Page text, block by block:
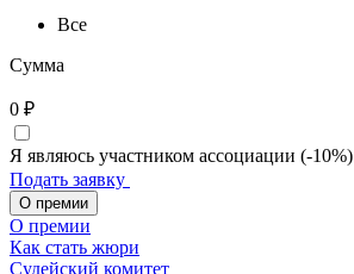
Все
Сумма
0 ₽
Я являюсь участником ассоциации (-10%)
Подать заявку
О премии
О премии
Как стать жюри
Судейский комитет